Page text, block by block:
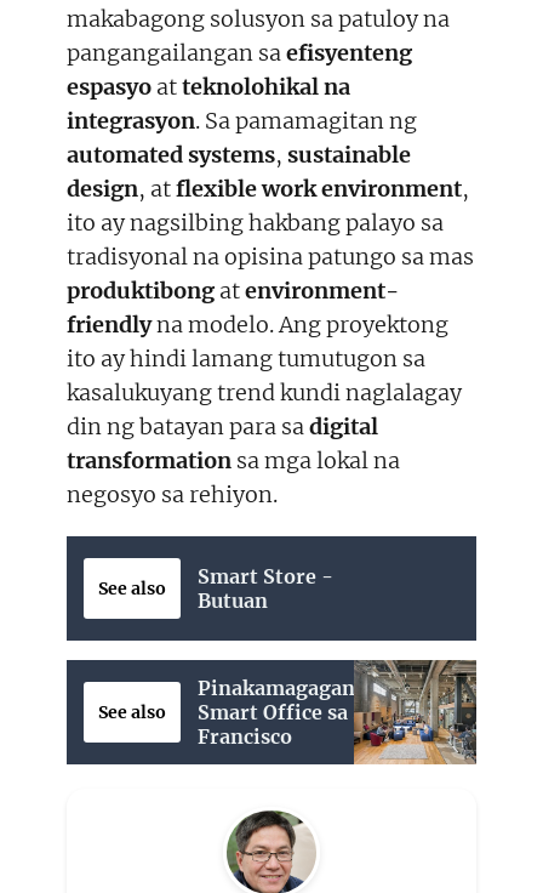
makabagong solusyon sa patuloy na
pangangailangan saefisyenteng
espasyo atteknolohikal na
integrasyon. Sa pamamagitan ng
automated systems, sustainable
design, atflexible work environment,
ito ay nagsilbing hakbang palayo sa
tradisyonal na opisina patungo sa mas
produktibong atenvironment-
friendlyna modelo. Ang proyektong
ito ay hindi lamang tumutugon sa
kasalukuyang trend kundi naglalagay
din ng batayan para sadigital
transformation sa mga lokal na
negosyo sa rehiyon.
See also
Smart Store -
Butuan
See also
Pinakamagagandang
Smart Office sa San
Francisco